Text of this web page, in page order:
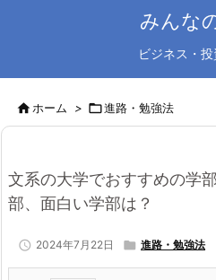
みんな
ビジネス・
ホーム > 進路・勉強法
文系の大学でおすすめの学
部、面白い学部は？
 2024年7月22日  進路・勉強法